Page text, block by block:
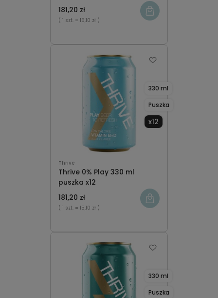
181,20 zł
( 1 szt. = 15,10 zł )
Thrive
Thrive 0% Play 330 ml
puszka x12
330 ml
Puszka
x12
181,20 zł
( 1 szt. = 15,10 zł )
330 ml
Puszka